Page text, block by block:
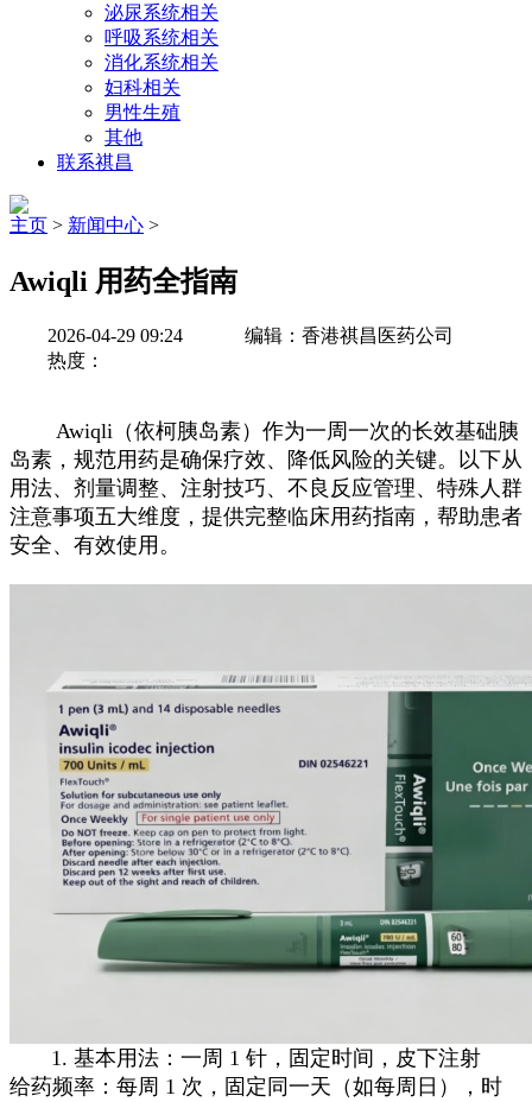
泌尿系统相关
呼吸系统相关
消化系统相关
妇科相关
男性生殖
其他
联系祺昌
主页 > 新闻中心 >
Awiqli 用药全指南
2026-04-29 09:24
编辑：香港祺昌医药公司
热度：
Awiqli（依柯胰岛素）作为一周一次的长效基础胰
岛素，规范用药是确保疗效、降低风险的关键。以下从
用法、剂量调整、注射技巧、不良反应管理、特殊人群
注意事项五大维度，提供完整临床用药指南，帮助患者
安全、有效使用。
1. 基本用法：一周 1 针，固定时间，皮下注射
给药频率：每周 1 次，固定同一天（如每周日），时